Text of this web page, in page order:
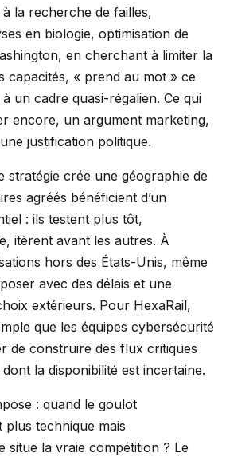
la recherche de failles,
en biologie, optimisation de
en cherchant à limiter la
capacités, « prend au mot » ce
un cadre quasi-régalien. Ce qui
encore, un argument marketing,
justification politique.
stratégie crée une géographie de
agréés bénéficient d’un
: ils testent plus tôt,
itèrent avant les autres. À
hors des États-Unis, même
avec des délais et une
extérieurs. Pour HexaRail,
que les équipes cybersécurité
de construire des flux critiques
la disponibilité est incertaine.
: quand le goulot
plus technique mais
situe la vraie compétition ? Le